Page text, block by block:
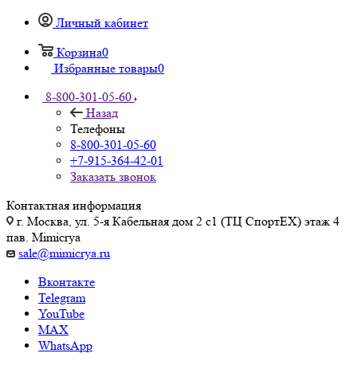
Личный кабинет
Корзина0
Избранные товары0
8-800-301-05-60
Назад
Телефоны
8-800-301-05-60
+7-915-364-42-01
Заказать звонок
Контактная информация
г. Москва, ул. 5-я Кабельная дом 2 с1 (ТЦ СпортEX) этаж 4
пав. Mimicrya
sale@mimicrya.ru
Вконтакте
Telegram
YouTube
MAX
WhatsApp